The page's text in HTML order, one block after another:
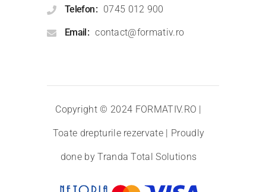
Telefon
0745 012 900
Email contact@formativ.ro
Copyright © 2024 FORMATIV.RO |
Toate drepturile rezervate | Proudly
done byTranda Total Solutions